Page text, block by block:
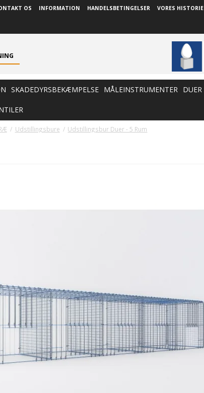
OS INFORMATION HANDELSBETINGELSER VORES HISTORIE
SKADEDYRSBEKÆMPELSE MÅLEINSTRUMENTER DUER
/ Udstillingsbure / Udstillingsbur Duer - 5 Rum